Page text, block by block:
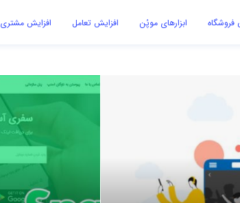
فروشگاه ابزارهای موپُن افزایش تعامل افزایش مشتری